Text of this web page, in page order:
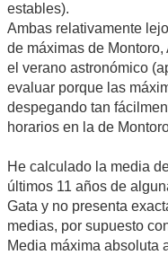
estables).
Ambas relativamente
de máximas de
el verano astronómico
evaluar porque las
despegando tan
horarios en la de
He calculado la media
últimos 11 años de
Gata y no presenta
medias, por supuesto
Media máxima absoluta